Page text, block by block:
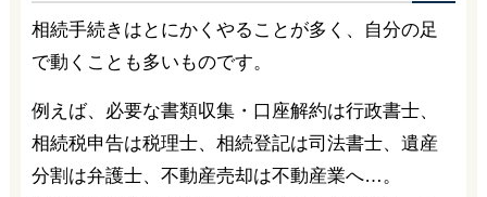
相続手続きはとにかくやることが多く、自分の足
で動くことも多いものです。
例えば、必要な書類収集・口座解約は行政書士、
相続税申告は税理士、相続登記は司法書士、遺産
分割は弁護士、不動産売却は不動産業へ…。